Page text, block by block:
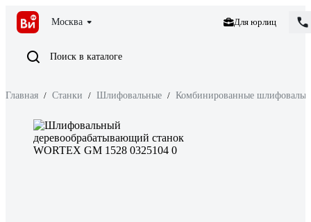
Москва Для юрлиц
Поиск в каталоге
Главная / Станки / Шлифовальные / Комбинированные